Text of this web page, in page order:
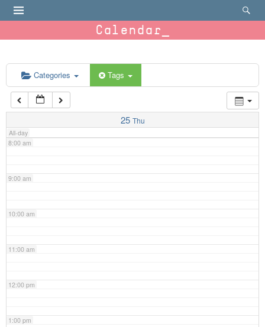
Calendar
Categories Tags
25 Thu
All-day
6:00 am
7:00 am
8:00 am
9:00 am
10:00 am
11:00 am
12:00 pm
1:00 pm